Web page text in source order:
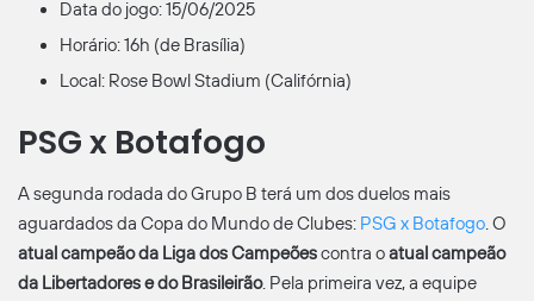
Data do jogo: 15/06/2025
Horário: 16h (de Brasília)
Local: Rose Bowl Stadium (Califórnia)
PSG x Botafogo
A segunda rodada do Grupo B terá um dos duelos mais
aguardados da Copa do Mundo de Clubes: PSG x Botafogo. O
atual campeão da Liga dos Campeõescontra oatual campeão
da Libertadores e do Brasileirão. Pela primeira vez, a equipe